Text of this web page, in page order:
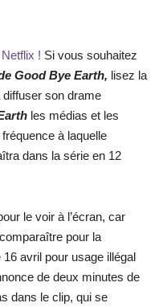
! Si vous souhaitez
Good Bye Earth, lisez la
diffuser son drame
les médias et les
à laquelle
dans la série en 12
le voir à l’écran, car
pour la
avril pour usage illégal
de deux minutes de
dans le clip, qui se